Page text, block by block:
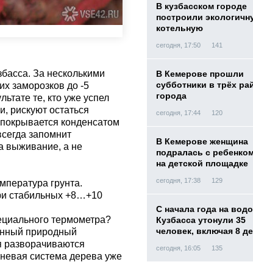
За несколькими
заморозков до -5
те, кто уже успел
рискуют остаться
конденсатом
запомнит
выживание, а не
грунта.
стабильных +8…+10
термометра?
природный
разворачиваются
система дерева уже
В кузбасском городе
построили
котельную
сегодня, 17:50 141
В Кемерове прошли
субботники в трёх
города
сегодня, 17:44 120
В Кемерове женщина
подралась с
на детской площадке
сегодня, 17:38 129
С начала года на
Кузбасса утонули 35
человек, включая 8
сегодня, 16:05 135